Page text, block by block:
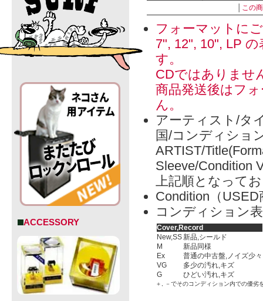
ACCESSORY
この
フォーマットに
7", 12", 10", LP
す。
CDではありませ
商品発送後はフ
ん。
アーティスト/タ
国/コンディショ
ARTIST/
Sleeve/Condition
上記順となって
Condition（
コンディション
Cover,Record
New,SS新品,シールド
M
新品同様
Ex
普通の中古盤,ノイズ少々
VG
多少の汚れ,キズ
G
ひどい汚れ,キズ
＋, －でそのコンディション内での優劣